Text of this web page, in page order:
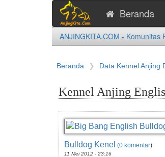
Beranda
ANJINGKITA.COM -
Beranda Data Kennel Anjing
Kennel Anjing
Bulldog Kenel (0 komentar)
11 Mei 2012 - 23:16